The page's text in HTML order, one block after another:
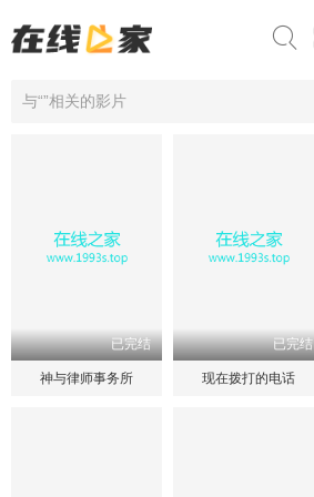
与“”相关的影片
已完结
神与律师事务所
已完结
现在拨打的电话